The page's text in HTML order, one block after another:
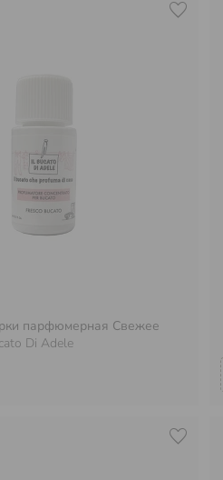
парфюмерная Свежее
Di Adele